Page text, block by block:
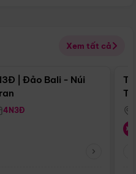
Xem tất cả
Điểm nổi bật
| Đảo Bali - Núi
4N3Đ